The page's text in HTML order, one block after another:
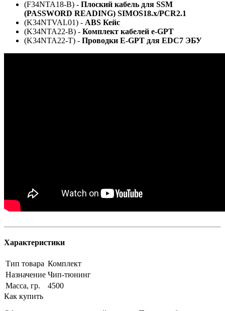
(F34NTA18-B) - Плоский кабель для SSM
(PASSWORD READING) SIMOS18.x/PCR2.1
(K34NTVAL01) - ABS Кейс
(K34NTA22-B) - Комплект кабелей e-GPT
(K34NTA22-T) - Проводки E-GPT для EDC7 ЭБУ
Характеристики
Тип товара Комплект
Назначение Чип-тюнинг
Масса, гр.
4500
Как купить